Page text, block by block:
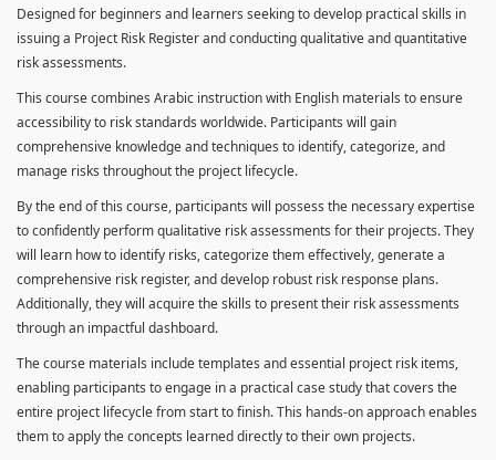
Designed for beginners and learners seeking to develop practical skills in
issuing a Project Risk Register and conducting qualitative and quantitative
risk assessments.
This course combines Arabic instruction with English materials to ensure
accessibility to risk standards worldwide. Participants will gain
comprehensive knowledge and techniques to identify, categorize, and
manage risks throughout the project lifecycle.
By the end of this course, participants will possess the necessary expertise
to confidently perform qualitative risk assessments for their projects. They
will learn how to identify risks, categorize them effectively, generate a
comprehensive risk register, and develop robust risk response plans.
Additionally, they will acquire the skills to present their risk assessments
through an impactful dashboard.
The course materials include templates and essential project risk items,
enabling participants to engage in a practical case study that covers the
entire project lifecycle from start to finish. This hands-on approach enables
them to apply the concepts learned directly to their own projects.